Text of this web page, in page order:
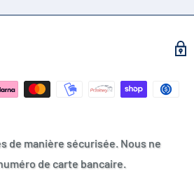
de manière sécurisée. Nous ne
de carte bancaire.